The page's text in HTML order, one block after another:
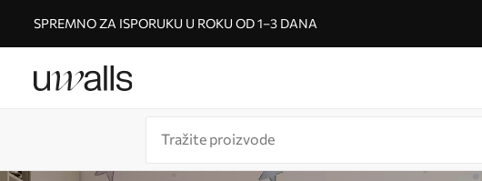
SPREMNO ZA ISPORUKU U ROKU OD 1–3 DANA